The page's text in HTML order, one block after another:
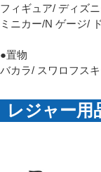
フィギュア/ ディズ
ミニカー/N ゲージ/
●置物
バカラ/ スワロフス
レジャー用